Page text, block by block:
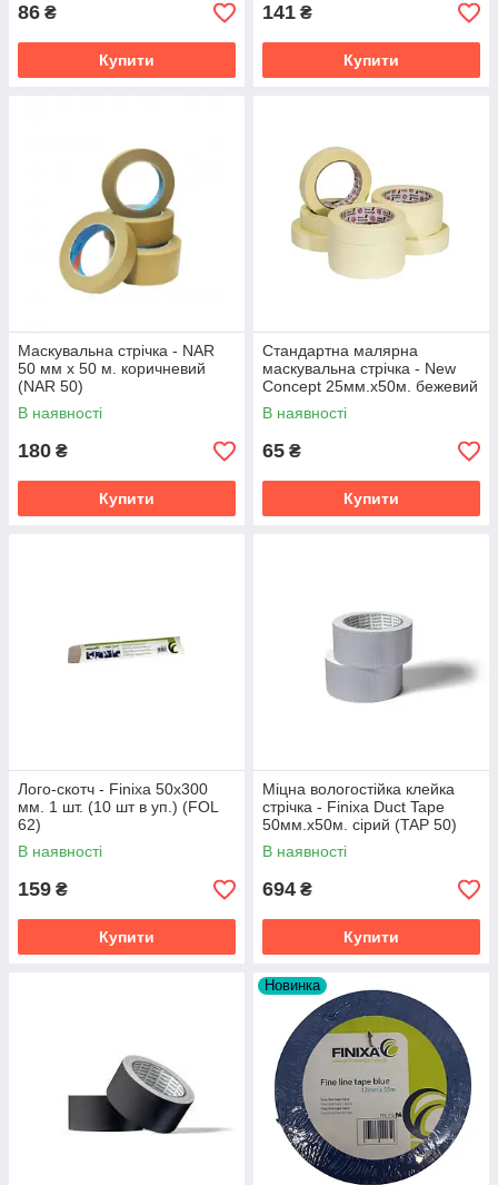
86 ₴
Купити
141 ₴
Купити
Маскувальна стрічка - NAR
50 мм х 50 м. коричневий
(NAR 50)
В наявності
180 ₴
Купити
Стандартна малярна
маскувальна стрічка - New
Concept 25мм.х50м. бежевий
(NC-10261)
В наявності
65 ₴
Купити
Лого-скотч - Finixa 50х300
мм. 1 шт. (10 шт в уп.) (FOL
62)
В наявності
159 ₴
Купити
Міцна вологостійка клейка
стрічка - Finixa Duct Tape
50мм.х50м. сірий (TAP 50)
В наявності
694 ₴
Купити
Новинка